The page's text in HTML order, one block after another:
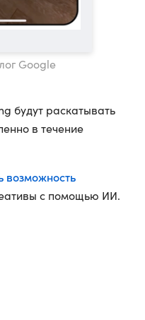
Google
будут раскатывать
в течение
возможность
с помощью ИИ.